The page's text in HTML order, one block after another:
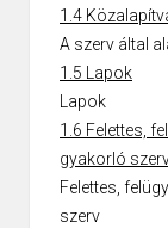
1.4
A szerv által
1.5 Lapok
Lapok
1.6 Felettes,
gyakorló
Felettes,
szerv